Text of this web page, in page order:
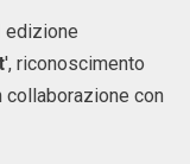
edizione
', riconoscimento
collaborazione con